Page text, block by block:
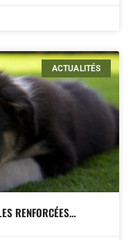
ACTUALITÉS
RENFORCÉES…